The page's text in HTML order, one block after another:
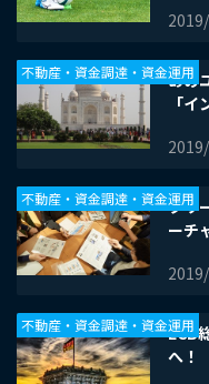
あの
「
不動産・資金調達・資金運用
フリ
ーチ
不動産・資金調達・資金運用
ECB
へ！
不動産・資金調達・資金運用